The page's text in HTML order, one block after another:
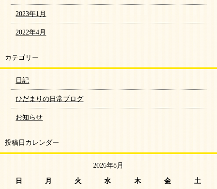
2023年1月
2022年4月
カテゴリー
日記
ひだまりの日常ブログ
お知らせ
投稿日カレンダー
2026年8月
日 月 火 水 木 金 土